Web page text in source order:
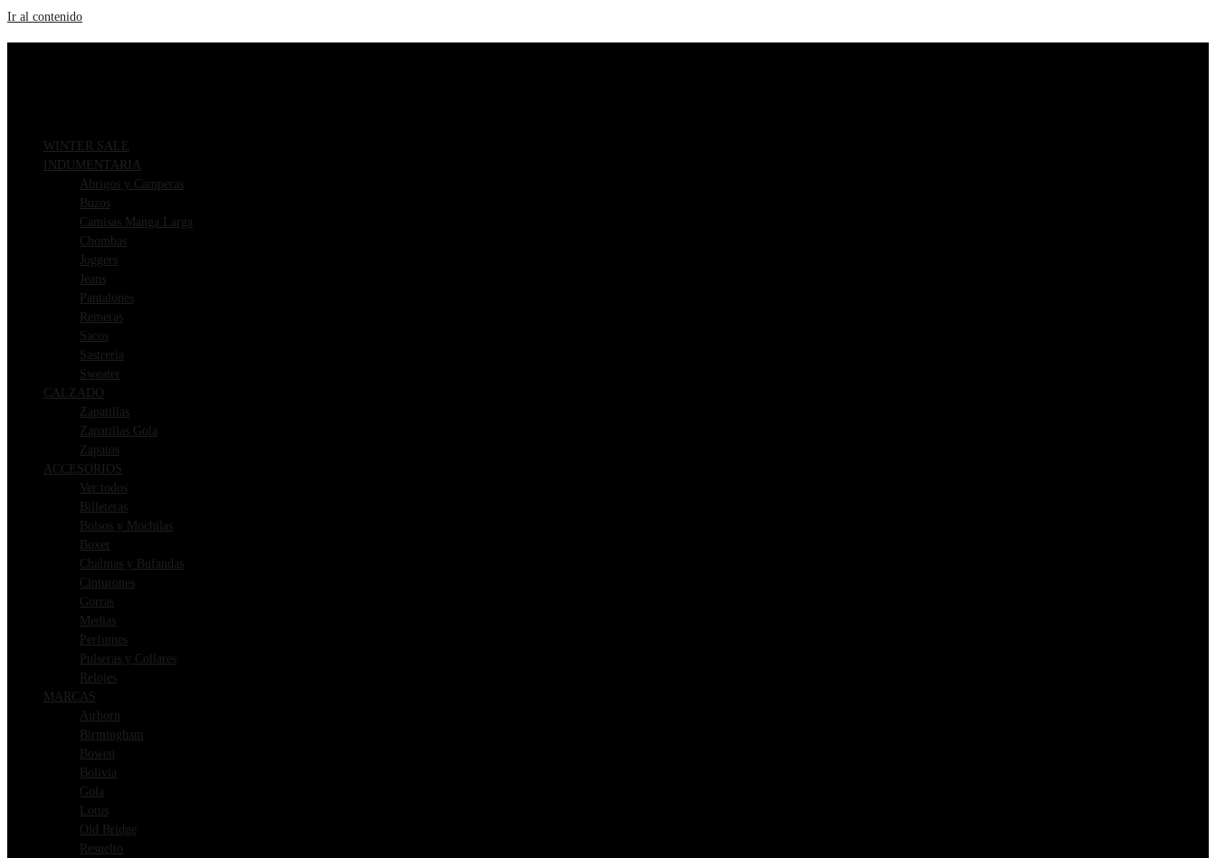
Ir al contenido
WINTER SALE
INDUMENTARIA
Abrigos y Camperas
Buzos
Camisas Manga Larga
Chombas
Joggers
Jeans
Pantalones
Remeras
Sacos
Sastrería
Sweater
CALZADO
Zapatillas
Zapatillas Gola
Zapatos
ACCESORIOS
Ver todos
Billeteras
Bolsos y Mochilas
Boxer
Chalinas y Bufandas
Cinturones
Gorras
Medias
Perfumes
Pulseras y Collares
Relojes
MARCAS
Airborn
Birmingham
Bowen
Bolivia
Gola
Lotus
Old Bridge
Resuelto